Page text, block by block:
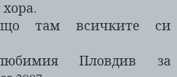
там всичките си
Пловдив за